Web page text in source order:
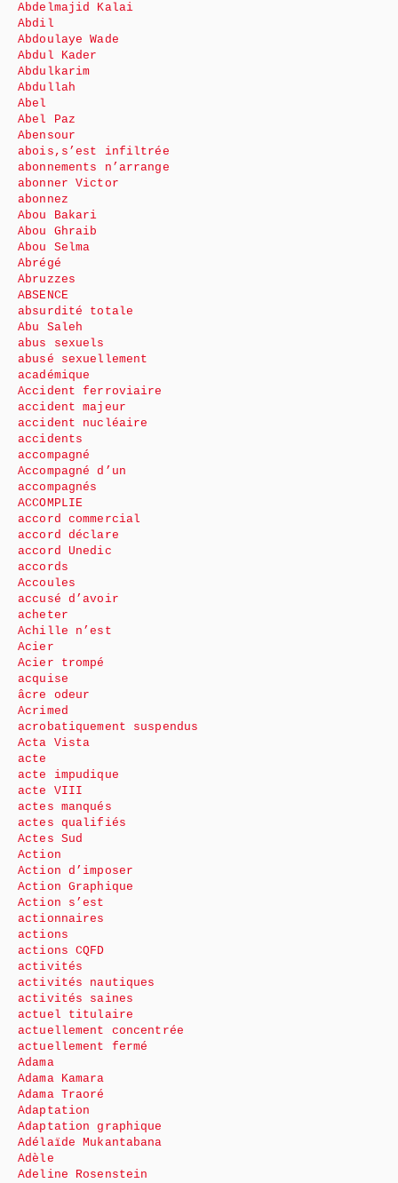
Abdelmajid Kalai
Abdil
Abdoulaye Wade
Abdul Kader
Abdulkarim
Abdullah
Abel
Abel Paz
Abensour
abois,s’est infiltrée
abonnements n’arrange
abonner Victor
abonnez
Abou Bakari
Abou Ghraib
Abou Selma
Abrégé
Abruzzes
ABSENCE
absurdité totale
Abu Saleh
abus sexuels
abusé sexuellement
académique
Accident ferroviaire
accident majeur
accident nucléaire
accidents
accompagné
Accompagné d’un
accompagnés
ACCOMPLIE
accord commercial
accord déclare
accord Unedic
accords
Accoules
accusé d’avoir
acheter
Achille n’est
Acier
Acier trompé
acquise
âcre odeur
Acrimed
acrobatiquement suspendus
Acta Vista
acte
acte impudique
acte VIII
actes manqués
actes qualifiés
Actes Sud
Action
Action d’imposer
Action Graphique
Action s’est
actionnaires
actions
actions CQFD
activités
activités nautiques
activités saines
actuel titulaire
actuellement concentrée
actuellement fermé
Adama
Adama Kamara
Adama Traoré
Adaptation
Adaptation graphique
Adélaïde Mukantabana
Adèle
Adeline Rosenstein